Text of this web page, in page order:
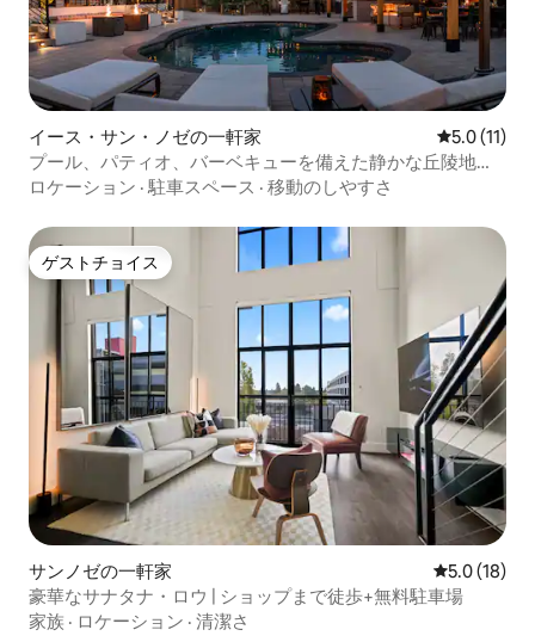
イース・サン・ノゼの一軒家 レビュー11
5.0 (11)
プール、パティオ、バーベキューを備えた静かな丘陵地帯
の宿泊先
ロケーション ·駐車スペース · 移動のしやすさ
ゲストチョイス
ゲストチョイス
サンノゼの一軒家 レビュー18
5.0 (18)
豪華なサナタナ・ロウ | ショップまで徒歩+無料駐車場
家族 · ロケーション · 清潔さ